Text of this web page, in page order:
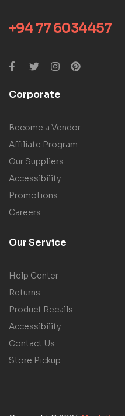
+94 77 6034457
Corporate
Become a Vendor
Affiliate Program
Our Suppliers
Accessibility
Promotions
Careers
Our Service
Help Center
Returns
Product Recalls
Accessibility
Contact Us
Store Pickup